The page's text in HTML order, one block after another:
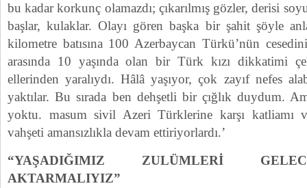
bu kadar korkunç olamazdı; çıkarılmış gözler, derisi
başlar, kulaklar. Olayı gören başka bir şahit şöyle
kilometre batısına 100 Azerbaycan Türkü’nün
arasında 10 yaşında olan bir Türk kızı dikkatimi
ellerinden yaralıydı. Hâlâ yaşıyor, çok zayıf nefes
yaktılar. Bu sırada ben dehşetli bir çığlık duydum.
yoktu. masum sivil Azeri Türklerine karşı katliamı
vahşeti amansızlıkla devam ettiriyorlardı.’
“YAŞADIĞIMIZ ZULÜMLERİ
AKTARMALIYIZ”